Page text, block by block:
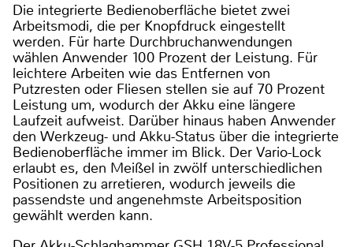
Die integrierte Bedienoberfläche bietet zwei
Arbeitsmodi, die per Knopfdruck eingestellt
werden. Für harte Durchbruchanwendungen
wählen Anwender 100 Prozent der Leistung. Für
leichtere Arbeiten wie das Entfernen von
Putzresten oder Fliesen stellen sie auf 70 Prozent
Leistung um, wodurch der Akku eine längere
Laufzeit aufweist. Darüber hinaus haben Anwender
den Werkzeug- und Akku-Status über die integrierte
Bedienoberfläche immer im Blick. Der Vario-Lock
erlaubt es, den Meißel in zwölf unterschiedlichen
Positionen zu arretieren, wodurch jeweils die
passendste und angenehmste Arbeitsposition
gewählt werden kann.